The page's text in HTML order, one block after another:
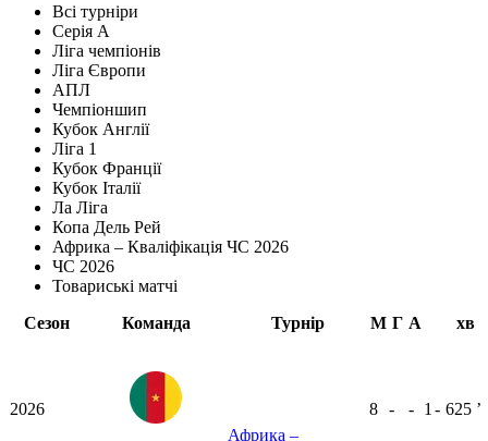
Всі турніри
Серія А
Ліга чемпіонів
Ліга Європи
АПЛ
Чемпіоншип
Кубок Англії
Ліга 1
Кубок Франції
Кубок Італії
Ла Ліга
Копа Дель Рей
Африка – Кваліфікація ЧС 2026
ЧС 2026
Товариські матчі
Сезон
Команда Турнір М Г А хв
2026
Африка –
8 - - 1 - 625 ʼ